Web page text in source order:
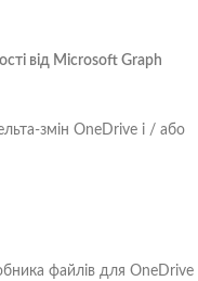
від Microsoft Graph
змін OneDrive і / або
файлів для OneDrive